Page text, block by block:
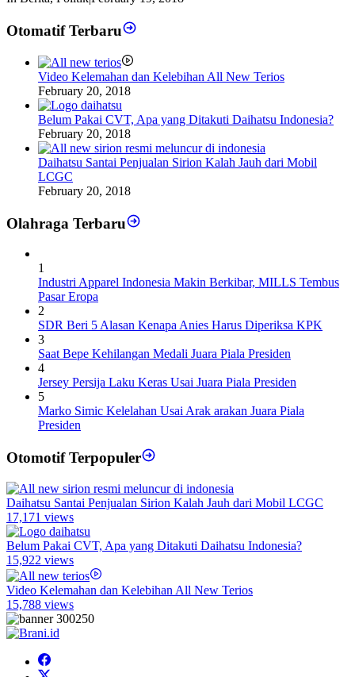
Otomatif Terbaru
Video Kelemahan dan Kelebihan All New Terios
February 20, 2018
Belum Pakai CVT, Apa yang Ditakuti Daihatsu Indonesia?
February 20, 2018
Daihatsu Santai Penjualan Sirion Kalah Jauh dari Mobil
LCGC
February 20, 2018
Olahraga Terbaru
1
Industri Apparel Indonesia Makin Berkibar, MILLS Tembus
Pasar Eropa
2
SDR Beri 5 Alasan Kenapa Anies Harus Diperiksa KPK
3
Saat Bepe Kehilangan Medali Juara Piala Presiden
4
Jersey Persija Laku Keras Usai Juara Piala Presiden
5
Marko Simic Kelelahan Usai Arak arakan Juara Piala
Presiden
Otomotif Terpopuler
Daihatsu Santai Penjualan Sirion Kalah Jauh dari Mobil LCGC
17,171 views
Belum Pakai CVT, Apa yang Ditakuti Daihatsu Indonesia?
15,922 views
Video Kelemahan dan Kelebihan All New Terios
15,788 views